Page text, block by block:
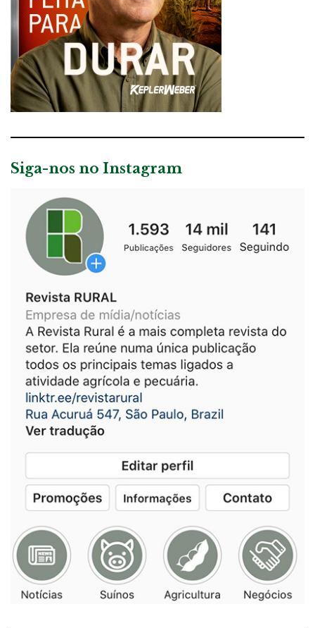
Siga-nos no Instagram